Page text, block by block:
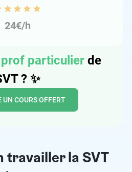
24€/h
prof particulierde
? ✨
UN COURS OFFERT
travailler la SVT